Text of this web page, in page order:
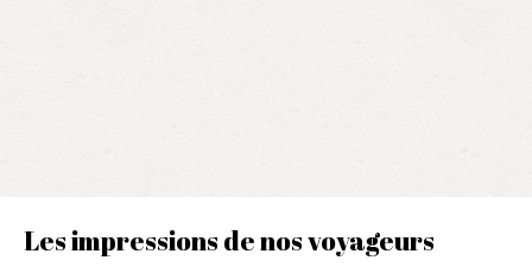
Les impressions de nos voyageurs